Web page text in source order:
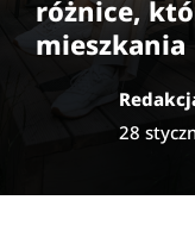
różnice,
mieszkania
28